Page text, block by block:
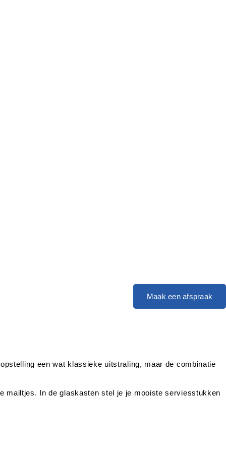
Maak een afspraak
een wat klassieke uitstraling, maar de combinatie
mailtjes. In de glaskasten stel je je mooiste serviesstukken